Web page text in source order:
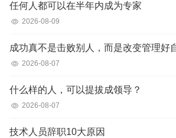
任何人都可以在半年内成为专家
2026-08-09
成功真不是击败别人，而是改变管理好
2026-08-07
什么样的人，可以提拔成领导？
2026-08-07
技术人员辞职10大原因